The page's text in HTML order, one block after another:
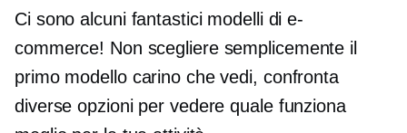
Ci sono alcuni fantastici modelli di e-
commerce! Non scegliere semplicemente il
primo modello carino che vedi, confronta
diverse opzioni per vedere quale funziona